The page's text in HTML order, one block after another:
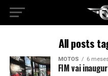
All posts
MOTOS 6
FIM vai